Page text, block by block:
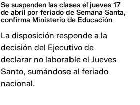
Se suspenden las clases el jueves 17
de abril por feriado de Semana Santa,
confirma Ministerio de Educación
La disposición responde a la
decisión del Ejecutivo de
declarar no laborable el Jueves
Santo, sumándose al feriado
nacional.